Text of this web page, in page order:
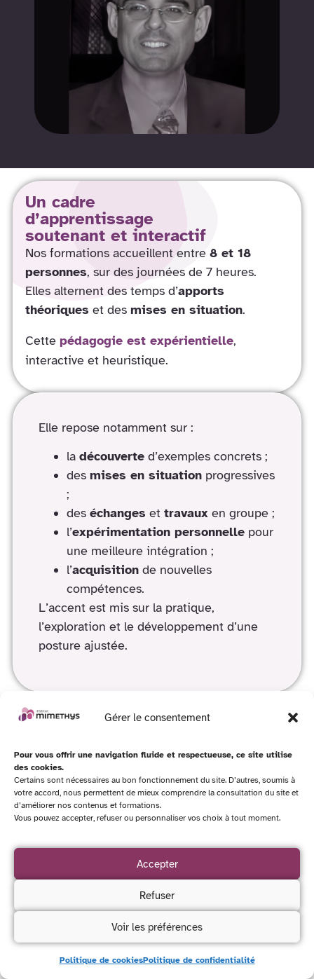
Gérer le consentement
Pour vous offrir une navigation fluide et respectueuse, ce site utilise
des cookies.
Certains sont nécessaires au bon fonctionnement du site. D’autres, soumis à
votre accord, nous permettent de mieux comprendre la consultation du site et
d’améliorer nos contenus et formations.
Vous pouvez accepter, refuser ou personnaliser vos choix à tout moment.
Accepter
Refuser
Voir les préférences
Politique de cookiesPolitique de confidentialité
Un cadre
d’apprentissage
soutenant et interactif
Nos formations accueillent entre 8 et 18
personnes, sur des journées de 7 heures.
Elles alternent des temps d’apports
théoriques et des mises en situation.
Cette pédagogie est expérientielle,
interactive et heuristique.
Elle repose notamment sur :
la découverte d’exemples concrets ;
des mises en situation progressives
;
des échanges et travaux en groupe ;
l’expérimentation personnelle pour
une meilleure intégration ;
l’acquisition de nouvelles
compétences.
L’accent est mis sur la pratique,
l’exploration et le développement d’une
posture ajustée.
Les formations Mimethys s’appuient sur une
pédagogie expérientielle favorisant l’implication, la
mise en situation et le partage d’expériences.